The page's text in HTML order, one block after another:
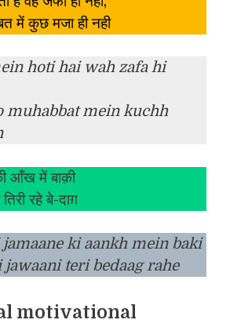
में कुछ मजा ही नही
hoti hai wah zafa hi
muhabbat mein kuchh
आँख में बाक़ी
रहे बे-दाग़
ki aankh mein baki
teri bedaag rahe
motivational